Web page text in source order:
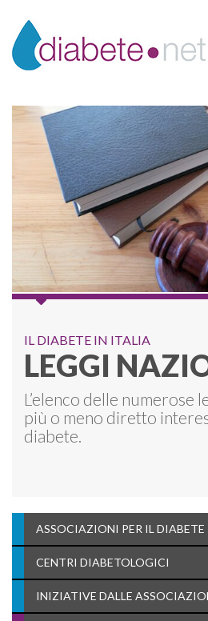
IL DIABETE IN ITALIA
LEGGI
L’elenco delle numerose
più o meno diretto
diabete.
ASSOCIAZIONI PER IL DIABETE
CENTRI DIABETOLOGICI
INIZIATIVE DALLE